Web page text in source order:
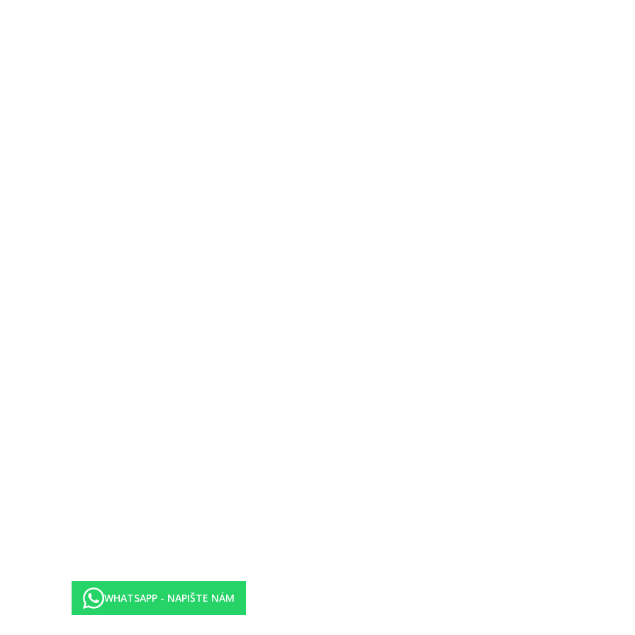
hotelu. Taxa není zahrnuta v ceně zájezdu a musí být uhrazena klientem přímo na recepci hotelu. Rozsah a kvalita uvedených služeb a
protiepidemických opatření v dané destinaci.
WHATSAPP - NAPIŠTE NÁM